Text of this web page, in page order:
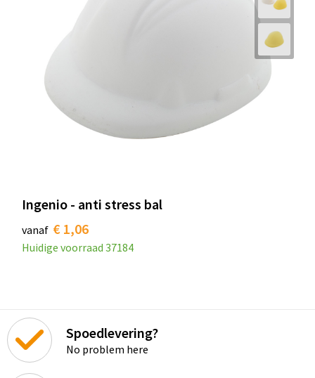
Ingenio - anti stress bal
vanaf € 1,06
Huidige voorraad 37184
Spoedlevering?
No problem here